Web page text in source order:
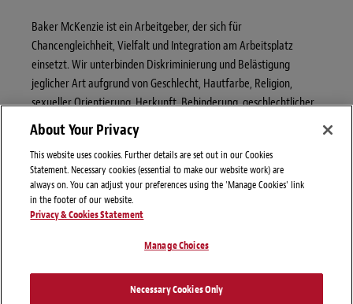
Baker McKenzie ist ein Arbeitgeber, der sich für
Chancengleichheit, Vielfalt und Integration am Arbeitsplatz
einsetzt. Wir unterbinden Diskriminierung und Belästigung
jeglicher Art aufgrund von Geschlecht, Hautfarbe, Religion,
sexueller Orientierung, Herkunft, Behinderung, geschlechtlicher
Identität oder anderen geschützten Merkmalen.
About Your Privacy
This website uses cookies. Further details are set out in our Cookies
Statement. Necessary cookies (essential to make our website work) are
always on. You can adjust your preferences using the 'Manage Cookies' link
in the footer of our website.
Privacy & Cookies Statement
Manage Choices
Necessary Cookies Only